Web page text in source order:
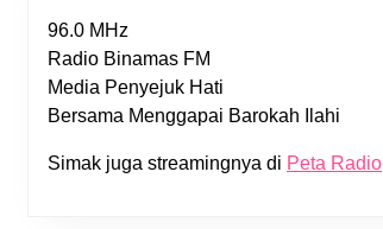
96.0 MHz
Radio Binamas FM
Media Penyejuk Hati
Bersama Menggapai Barokah Ilahi
Simak juga streamingnya di Peta Radio